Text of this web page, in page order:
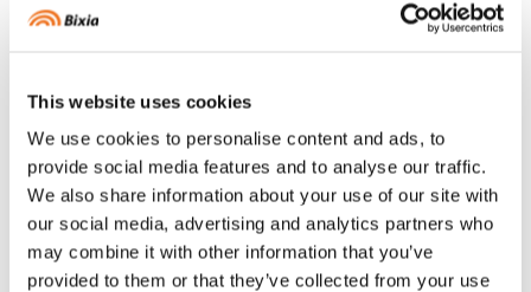
This website uses cookies
We use cookies to personalise content and ads, to
provide social media features and to analyse our traffic.
We also share information about your use of our site with
our social media, advertising and analytics partners who
may combine it with other information that you’ve
provided to them or that they’ve collected from your use
1. Kontrollera att du bor i område SE3 eller
BixiaFast prisgår bara att teckna om boendet tillhör
dessaelområden.
2. Fyll i dina uppgifter
Klicka på Teckna elavtal, följ varje steg och ange dina
uppgifter som behövs för att komma vidare.
3. Bekräfta och signera